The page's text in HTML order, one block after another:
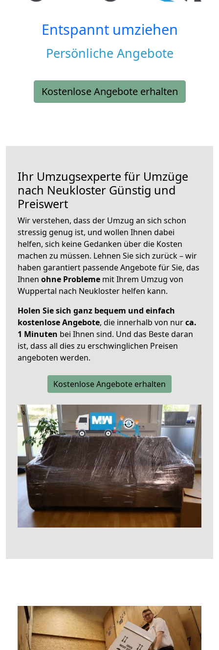
Entspannt umziehen
Persönliche Angebote
Kostenlose Angebote erhalten
Ihr Umzugsexperte für Umzüge
nach Neukloster Günstig und
Preiswert
Wir verstehen, dass der Umzug an sich schon
stressig genug ist, und wollen Ihnen dabei
helfen, sich keine Gedanken über die Kosten
machen zu müssen. Lehnen Sie sich zurück – wir
haben garantiert passende Angebote für Sie, das
Ihnen ohne Probleme mit Ihrem Umzug von
Wuppertal nach Neukloster helfen kann.
Holen Sie sich ganz bequem und einfach
kostenlose Angebote, die innerhalb von nurca.
1 Minuten bei Ihnen sind. Und das Beste daran
ist, dass all dies zu erschwinglichen Preisen
angeboten werden.
Kostenlose Angebote erhalten